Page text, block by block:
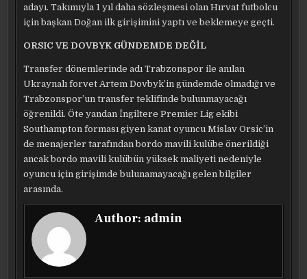
adayı. Takımıyla 1 yıl daha sözleşmesi olan Hırvat futbolcu
için başkan Doğan ilk girişimini yaptı ve beklemeye geçti.
ORSIC VE DOVBYK GÜNDEMDE DEĞİL
Transfer dönemlerinde adı Trabzonspor ile anılan
Ukraynalı forvet Artem Dovbyk’in gündemde olmadığı ve
Trabzonspor’un transfer teklifinde bulunmayacağı
öğrenildi. Öte yandan İngiltere Premier Lig ekibi
Southampton forması giyen kanat oyuncu Mislav Orsic’in
de menajerler tarafından bordo mavili kulübe önerildiği
ancak bordo mavili kulübün yüksek maliyeti nedeniyle
oyuncu için girişimde bulunamayacağı gelen bilgiler
arasında.
Author: admin